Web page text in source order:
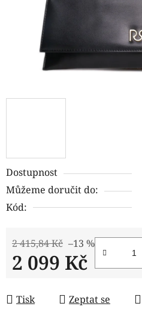
Dostupnost
Můžeme doručit do:
Kód:
2 415,84 Kč –13 %
2 099 Kč
Tisk Zeptat se